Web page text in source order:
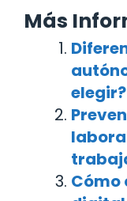
Más
elegir?